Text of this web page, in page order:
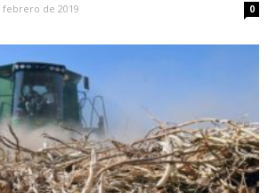
febrero de 2019 0